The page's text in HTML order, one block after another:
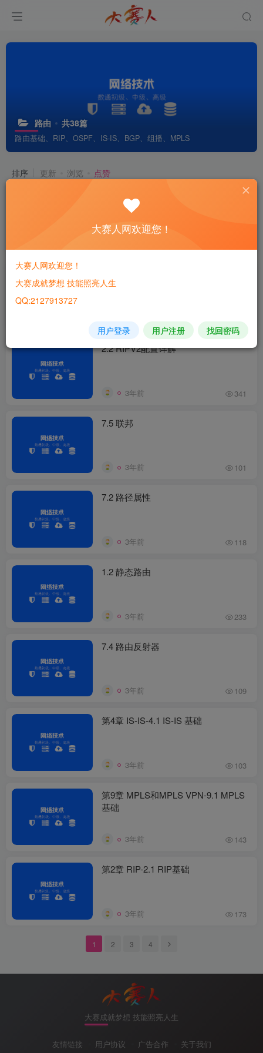
路由 共38篇
路由基础、RIP、OSPF、IS-IS、BGP、组播、MPLS
排序 更新 浏览 点赞
第1章 路由基础-1.1 路由基础
143
2.2 RIPV2配置详解
3年前 341
7.5 联邦
3年前 101
7.2 路径属性
3年前 118
1.2 静态路由
3年前 233
7.4 路由反射器
3年前 109
第4章 IS-IS-4.1 IS-IS 基础
3年前 103
第9章 MPLS和MPLS VPN-9.1 MPLS
基础
3年前 143
第2章 RIP-2.1 RIP基础
3年前 173
1 2 3 4
大赛成就梦想 技能照亮人生
友情链接 用户协议 广告合作 关于我们
大赛人网欢迎您！
大赛人网欢迎您！
大赛成就梦想 技能照亮人生
QQ:2127913727
用户登录 用户注册 找回密码